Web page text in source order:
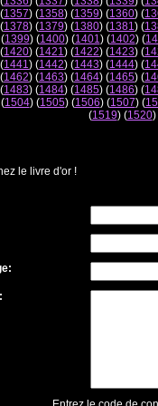
1357) (1358) (1359) (1360) (
1378) (1379) (1380) (1381) (
1399) (1400) (1401) (1402) (
1420) (1421) (1422) (1423) (
1441) (1442) (1443) (1444) (
1462) (1463) (1464) (1465) (
1483) (1484) (1485) (1486) (
1504) (1505) (1506) (1507) (
(1519) (1520)
le livre d'or !